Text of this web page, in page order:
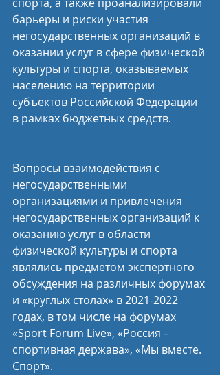
барьеры и риски участия
негосударственных организаций в
оказании услуг в сфере физической
культуры и спорта, оказываемых
населению на территории
субъектов Российской Федерации
в рамках бюджетных средств.
Вопросы взаимодействия с
негосударственными
организациями и привлечения
негосударственных организаций к
оказанию услуг в области
физической культуры и спорта
являлись предметом экспертного
обсуждения на различных форумах
и «круглых столах» в 2021-2022
годах, в том числе на форумах
«Sport Forum Live», «Россия –
спортивная держава», «Мы вместе.
Спорт».